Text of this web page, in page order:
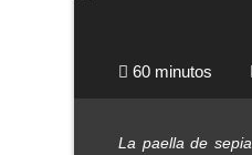
60 minutos
La paella de